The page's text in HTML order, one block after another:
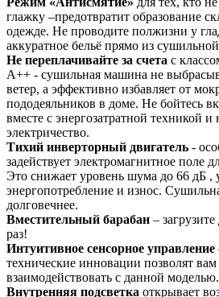
глажку –предотвратит образование
одежде. Не проводите полжизни у
аккуратное бельё прямо из
Не переплачивайте за счета с
A++ - сушильная машина не
ветер, а эффективно избавляет от
пододеяльников в доме. Не бойтесь
вместе с энергозатратной техникой и
электричество.
Тихий инверторный двигатель -
задействует электромагнитное поле
Это снижает уровень шума до 66 дБ ,
энергопотребление и износ.
долговечнее.
Вместительный барабан –
раз!
Интуитивное сенсорное управление
технические инновации позволят вам
взаимодействовать с данной моделью.
Внутренняя подсветка открывает